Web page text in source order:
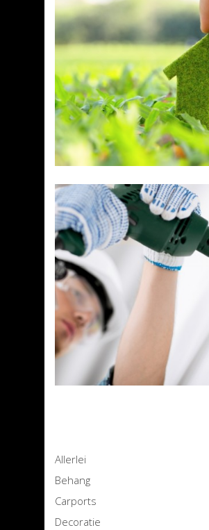
Allerlei
Behang
Carports
Decoratie